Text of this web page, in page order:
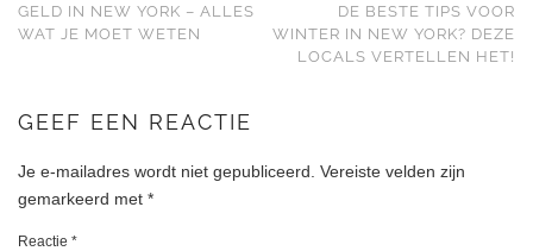
GELD IN NEW YORK – ALLES
WAT JE MOET WETEN
DE BESTE TIPS VOOR
WINTER IN NEW YORK? DEZE
LOCALS VERTELLEN HET!
GEEF EEN REACTIE
Je e-mailadres wordt niet gepubliceerd. Vereiste velden zijn
gemarkeerd met *
Reactie *